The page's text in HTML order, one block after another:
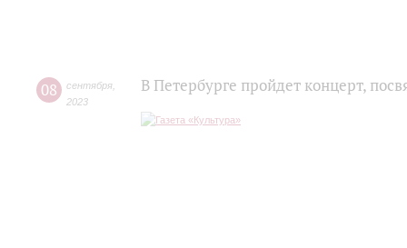
08 сентября
2023
В Петербурге пройдет концерт,